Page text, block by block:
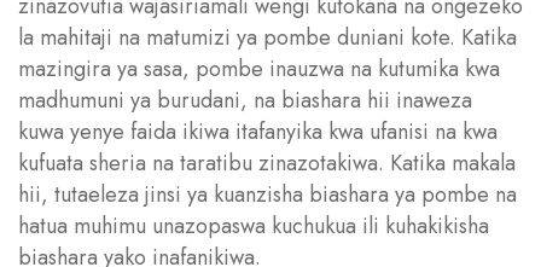
zinazovutia wajasiriamali wengi kutokana na ongezeko
la mahitaji na matumizi ya pombe duniani kote. Katika
mazingira ya sasa, pombe inauzwa na kutumika kwa
madhumuni ya burudani, na biashara hii inaweza
kuwa yenye faida ikiwa itafanyika kwa ufanisi na kwa
kufuata sheria na taratibu zinazotakiwa. Katika makala
hii, tutaeleza jinsi ya kuanzisha biashara ya pombe na
hatua muhimu unazopaswa kuchukua ili kuhakikisha
biashara yako inafanikiwa.